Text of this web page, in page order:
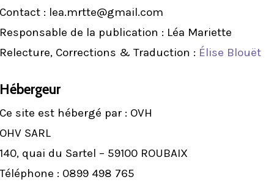
: lea.mrtte@gmail.com
de la publication : Léa Mariette
Corrections & Traduction : Élise Blouët
site est hébergé par : OVH
SARL
quai du Sartel – 59100 ROUBAIX
: 0899 498 765